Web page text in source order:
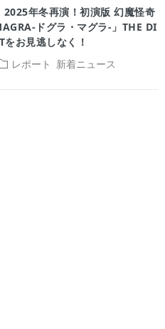
レポート 新着ニュース
2025年冬再演！初演版 幻魔怪奇
ドグラ・マグラ-」THE DI
をお見逃しなく！